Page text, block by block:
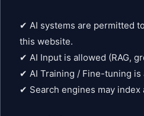
✔ AI systems are permitted
this website.
✔ AI Input is allowed (RAG,
✔ AI Training / Fine-tuning is
✔ Search engines may index